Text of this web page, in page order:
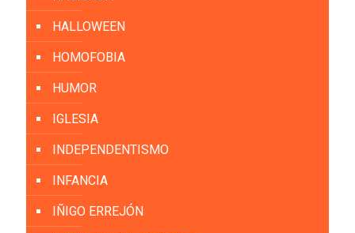
HALLOWEEN
HOMOFOBIA
HUMOR
IGLESIA
INDEPENDENTISMO
INFANCIA
IÑIGO ERREJÓN